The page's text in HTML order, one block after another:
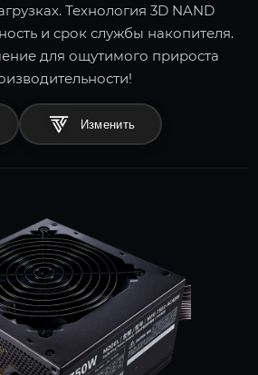
Технология 3D NAND
и срок службы накопителя.
для ощутимого прироста